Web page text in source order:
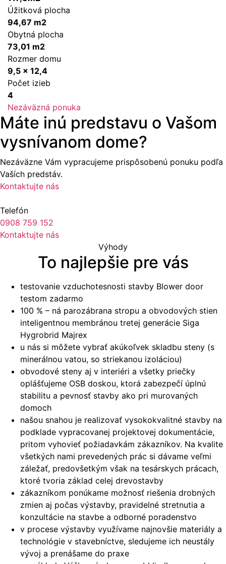
Úžitková plocha
94,67 m2
Obytná plocha
73,01 m2
Rozmer domu
9,5 x 12,4
Počet izieb
4
Nezáväzná ponuka
Máte inú predstavu o Vašom
vysnívanom dome?
Nezáväzne Vám vypracujeme prispôsobenú ponuku podľa
Vaších predstáv.
Kontaktujte nás
Telefón
0908 759 152
Kontaktujte nás
Výhody
To najlepšie pre vás
testovanie vzduchotesnosti stavby Blower door
testom zadarmo
100 % – ná parozábrana stropu a obvodových stien
inteligentnou membránou tretej generácie Siga
Hygrobrid Majrex
u nás si môžete vybrať akúkoľvek skladbu steny (s
minerálnou vatou, so striekanou izoláciou)
obvodové steny aj v interiéri a všetky priečky
oplášťujeme OSB doskou, ktorá zabezpečí úplnú
stabilitu a pevnosť stavby ako pri murovaných
domoch
našou snahou je realizovať vysokokvalitné stavby na
podklade vypracovanej projektovej dokumentácie,
pritom vyhovieť požiadavkám zákazníkov. Na kvalite
všetkých nami prevedených prác si dávame veľmi
záležať, predovšetkým však na tesárskych prácach,
ktoré tvoria základ celej drevostavby
zákazníkom ponúkame možnosť riešenia drobných
zmien aj počas výstavby, pravidelné stretnutia a
konzultácie na stavbe a odborné poradenstvo
v procese výstavby využívame najnovšie materiály a
technológie v stavebníctve, sledujeme ich neustály
vývoj a prenášame do praxe